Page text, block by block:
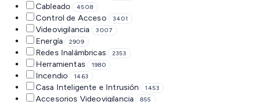
Cableado 4508
Control de Acceso 3401
Videovigilancia 3007
Energía 2909
Redes Inalámbricas 2353
Herramientas 1980
Incendio 1463
Casa Inteligente e Intrusión 1453
Accesorios Videovigilancia 855